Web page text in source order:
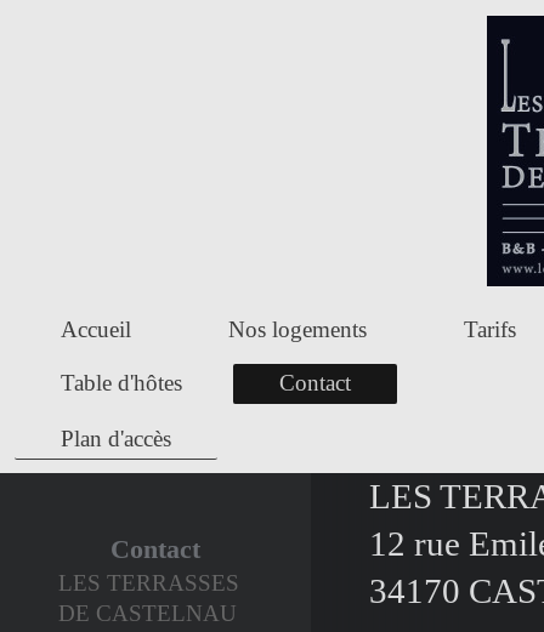
Accueil Nos logements Tarifs
Table d'hôtes Contact
Plan d'accès
LES
12 rue
34170
Contact
LES TERRASSES
DE CASTELNAU